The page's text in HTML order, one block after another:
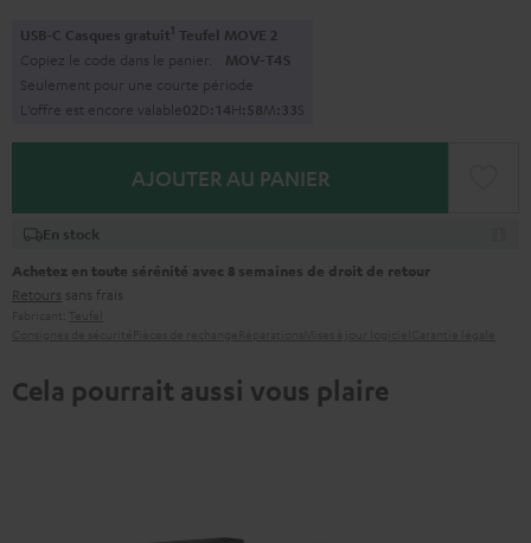
USB-C Casques gratuit1 Teufel MOVE 2
Copiez le code dans le panier. MOV-T4S
Seulement pour une courte période
L’offre est encore valable02D:14H: 58M: 31S
AJOUTER AU PANIER
En stock
Achetez en toute sérénité avec 8 semaines de droit de retour
Retours sans frais
Cela pourrait aussi vous plaire